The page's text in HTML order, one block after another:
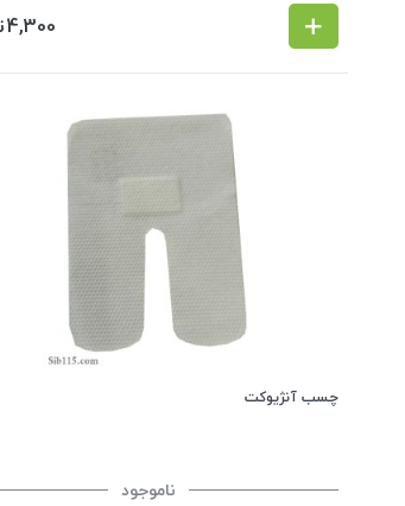
4,300
چسب آنژیوکت
ناموجود